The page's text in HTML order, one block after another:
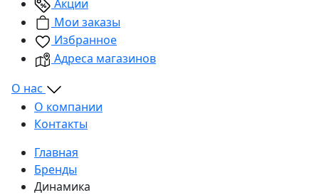
Акции
Мои заказы
Избранное
Адреса магазинов
О нас
О компании
Контакты
Главная
Бренды
Динамика